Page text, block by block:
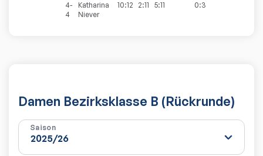
4-
4
Katharina
Niever
10:12 2:11 5:11 0:3
Damen Bezirksklasse B (Rückrunde)
Saison